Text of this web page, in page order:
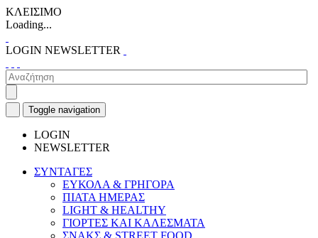
ΚΛΕΙΣΙΜΟ
Loading...
LOGIN NEWSLETTER
Toggle navigation
LOGIN
NEWSLETTER
ΣΥΝΤΑΓΕΣ
ΕΥΚΟΛΑ & ΓΡΗΓΟΡΑ
ΠΙΑΤΑ ΗΜΕΡΑΣ
LIGHT & HEALTHY
ΓΙΟΡΤΕΣ ΚΑΙ ΚΑΛΕΣΜΑΤΑ
ΣΝΑΚΣ & STREET FOOD